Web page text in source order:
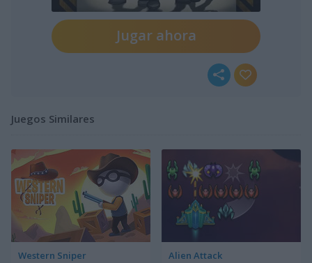
Jugar ahora
Juegos Similares
Western Sniper Alien Attack